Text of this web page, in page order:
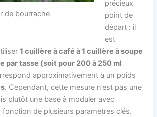
de bourrache
précieux
point de
départ : il
est
1 cuillère à café à 1 cuillère à soupe
par tasse (soit pour 200 à 250 ml
approximativement à un poids
. Cependant, cette mesure n’est pas une
plutôt une base à moduler avec
de plusieurs paramètres clés.